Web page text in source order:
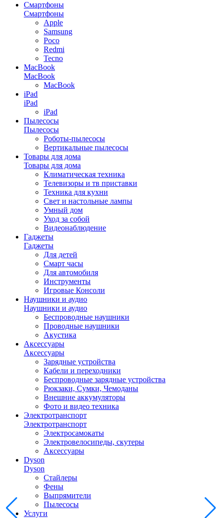
Смартфоны
Смартфоны
Apple
Samsung
Poco
Redmi
Tecno
MacBook
MacBook
MacBook
iPad
iPad
iPad
Пылесосы
Пылесосы
Роботы-пылесосы
Вертикальные пылесосы
Товары для дома
Товары для дома
Климатическая техника
Телевизоры и тв приставки
Техника для кухни
Свет и настольные лампы
Умный дом
Уход за собой
Видеонаблюдение
Гаджеты
Гаджеты
Для детей
Смарт часы
Для автомобиля
Инструменты
Игровые Консоли
Наушники и аудио
Наушники и аудио
Беспроводные наушники
Проводные наушники
Акустика
Аксессуары
Аксессуары
Зарядные устройства
Кабели и переходники
Беспроводные зарядные устройства
Рюкзаки, Сумки, Чемоданы
Внешние аккумуляторы
Фото и видео техника
Электротранспорт
Электротранспорт
Электросамокаты
Электровелосипеды, скутеры
Аксессуары
Dyson
Dyson
Стайлеры
Фены
Выпрямители
Пылесосы
Услуги